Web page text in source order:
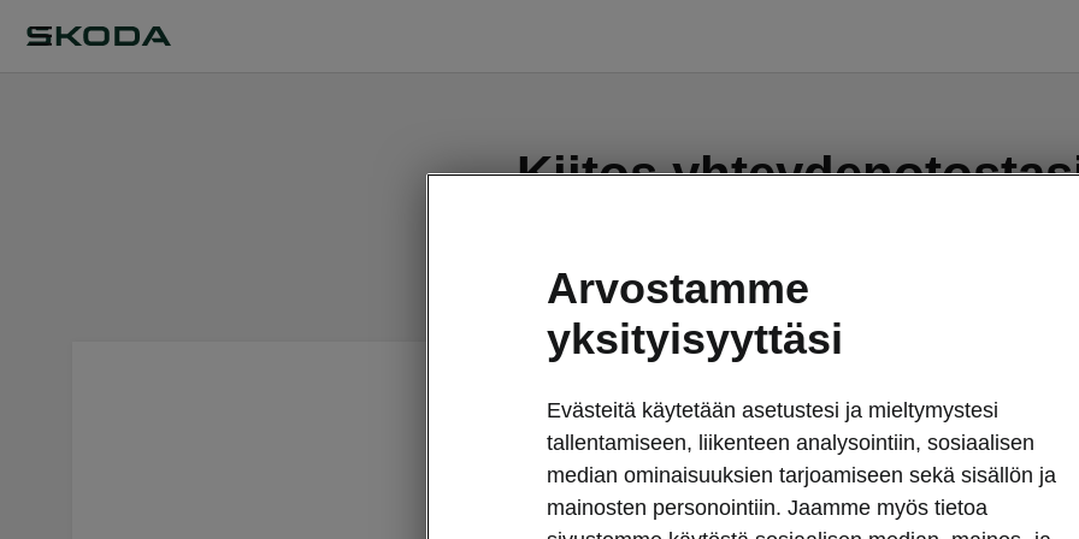
Kiitos
Saimme viestisi onnistuneesti ja asiantuntijamme ottaa sen pian
käsittelyyn. Olemme yhteydessä antamaasi
Škoda-maahantuonti
HELKAMA-AUTO OY
Arvostamme
yksityisyyttäsi
Evästeitä käytetään asetustesi ja mieltymystesi
tallentamiseen, liikenteen analysointiin, sosiaalisen
median ominaisuuksien tarjoamiseen sekä sisällön ja
mainosten personointiin. Jaamme myös tietoa